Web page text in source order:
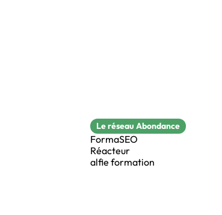
Le réseau Abondance
FormaSEO
Réacteur
alfie formation